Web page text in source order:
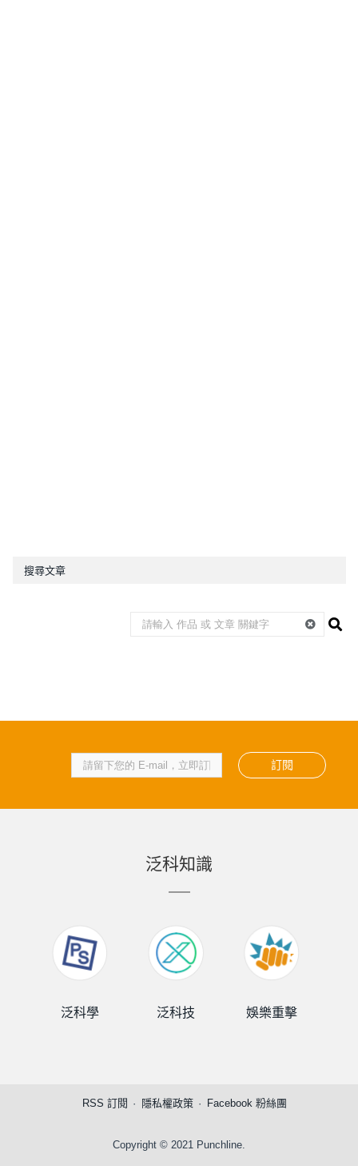
搜尋文章
訂閱
泛科知識
泛科學 泛科技 娛樂重擊
RSS 訂閱 隱私權政策 Facebook 粉絲團
Copyright © 2021 Punchline.